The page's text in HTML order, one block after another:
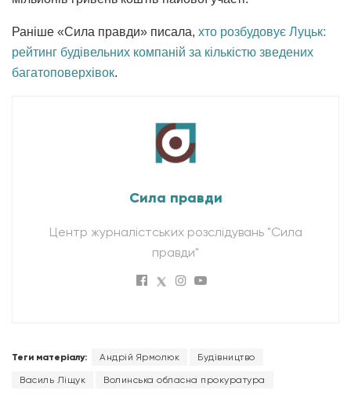
Раніше «Сила правди» писала, хто розбудовує Луцьк:
рейтинг будівельних компаній за кількістю зведених
багатоповерхівок.
Сила правди
Центр журналістських розслідувань "Сила
правди"
Теги матеріалу: Андрій Ярмолюк Будівництво
Василь Ліщук Волинська обласна прокуратура